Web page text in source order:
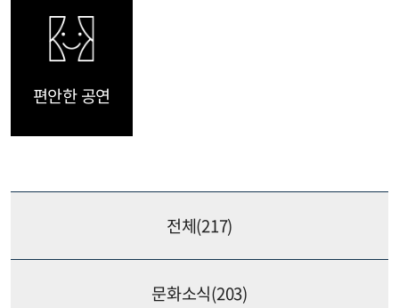
편안한 공연
전체(217)
문화소식(203)